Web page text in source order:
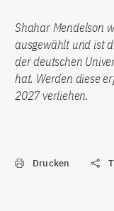
Shahar Mendelson
ausgewählt und ist
der deutschen
hat. Werden diese
2027 verliehen.
Drucken